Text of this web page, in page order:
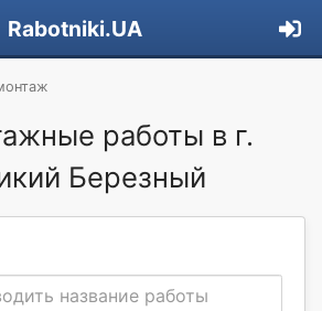
Rabotniki.UA
работы в г.
Березный
название работы